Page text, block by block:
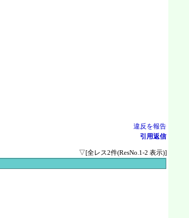
違反を報告
引用返信
▽[全レス2件(ResNo.1-2 表示)]